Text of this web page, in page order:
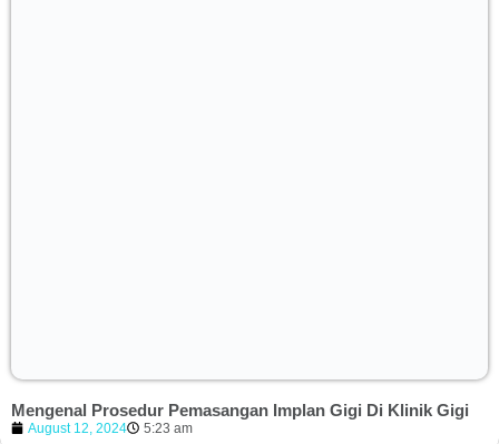
Mengenal Prosedur Pemasangan Implan Gigi Di Klinik Gigi
August 12, 2024 5:23 am